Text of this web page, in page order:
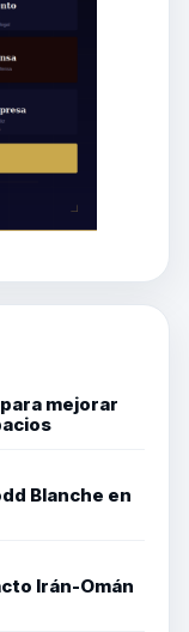
mejorar
Blanche en
Irán-Omán